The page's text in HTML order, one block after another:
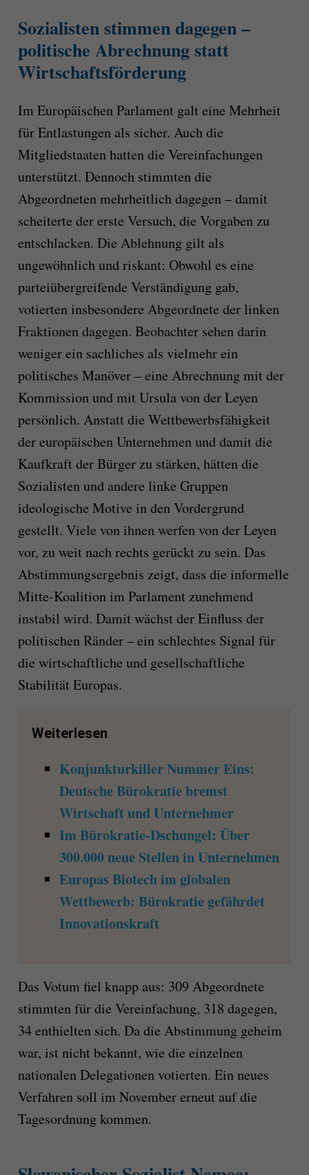
Sozialisten stimmen dagegen –
politische Abrechnung statt
Wirtschaftsförderung
Im Europäischen Parlament galt eine Mehrheit
für Entlastungen als sicher. Auch die
Mitgliedstaaten hatten die Vereinfachungen
unterstützt. Dennoch stimmten die
Abgeordneten mehrheitlich dagegen – damit
scheiterte der erste Versuch, die Vorgaben zu
entschlacken. Die Ablehnung gilt als
ungewöhnlich und riskant: Obwohl es eine
parteiübergreifende Verständigung gab,
votierten insbesondere Abgeordnete der linken
Fraktionen dagegen. Beobachter sehen darin
weniger ein sachliches als vielmehr ein
politisches Manöver – eine Abrechnung mit der
Kommission und mit Ursula von der Leyen
persönlich. Anstatt die Wettbewerbsfähigkeit
der europäischen Unternehmen und damit die
Kaufkraft der Bürger zu stärken, hätten die
Sozialisten und andere linke Gruppen
ideologische Motive in den Vordergrund
gestellt. Viele von ihnen werfen von der Leyen
vor, zu weit nach rechts gerückt zu sein. Das
Abstimmungsergebnis zeigt, dass die informelle
Mitte-Koalition im Parlament zunehmend
instabil wird. Damit wächst der Einfluss der
politischen Ränder – ein schlechtes Signal für
die wirtschaftliche und gesellschaftliche
Stabilität Europas.
Weiterlesen
Konjunkturkiller Nummer Eins:
Deutsche Bürokratie bremst
Wirtschaft und Unternehmer
Im Bürokratie-Dschungel: Über
300.000 neue Stellen in Unternehmen
Europas Biotech im globalen
Wettbewerb: Bürokratie gefährdet
Innovationskraft
Das Votum fiel knapp aus: 309 Abgeordnete
stimmten für die Vereinfachung, 318 dagegen,
34 enthielten sich. Da die Abstimmung geheim
war, ist nicht bekannt, wie die einzelnen
nationalen Delegationen votierten. Ein neues
Verfahren soll im November erneut auf die
Tagesordnung kommen.